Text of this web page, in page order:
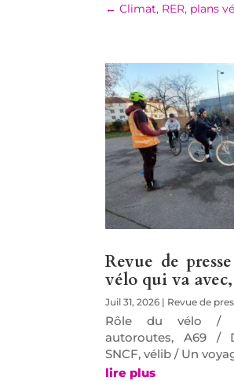
←Climat, RER, plans
Revue de
vélo qui va
Juil 31, 2026 | Revue de
Rôle du vélo /
autoroutes, A69 /
SNCF, vélib / Un
lire plus